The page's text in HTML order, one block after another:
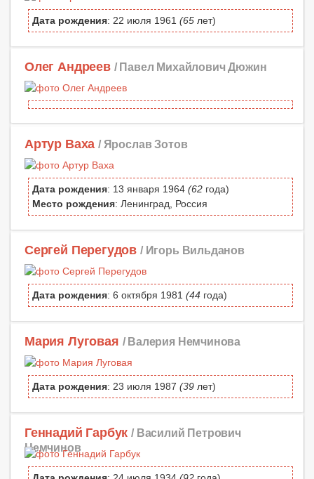
Дата рождения: 22 июля 1961 (65 лет)
Олег Андреев / Павел Михайлович Дюжин
Артур Ваха / Ярослав Зотов
Дата рождения: 13 января 1964 (62 года)
Место рождения: Ленинград, Россия
Сергей Перегудов / Игорь Вильданов
Дата рождения: 6 октября 1981 (44 года)
Мария Луговая / Валерия Немчинова
Дата рождения: 23 июля 1987 (39 лет)
Геннадий Гарбук / Василий Петрович
Немчинов